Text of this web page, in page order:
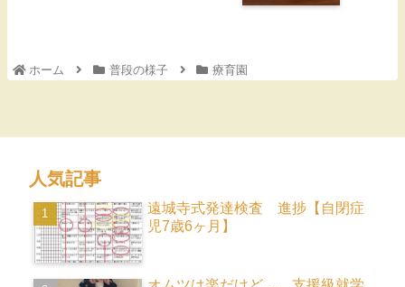
ホーム 普段の様子 療育園
人気記事
遠城寺式発達検査 進捗【自閉症
児7歳6ヶ月】